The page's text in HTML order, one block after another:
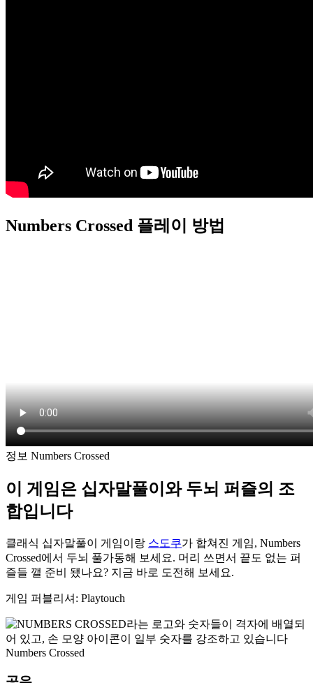
Numbers Crossed 플레이 방법
정보 Numbers Crossed
이 게임은 십자말풀이와 두뇌 퍼즐의 조
합입니다
클래식 십자말풀이 게임이랑 스도쿠가 합쳐진 게임, Numbers
Crossed에서 두뇌 풀가동해 보세요. 머리 쓰면서 끝도 없는 퍼
즐들 깰 준비 됐나요? 지금 바로 도전해 보세요.
게임 퍼블리셔: Playtouch
Numbers Crossed